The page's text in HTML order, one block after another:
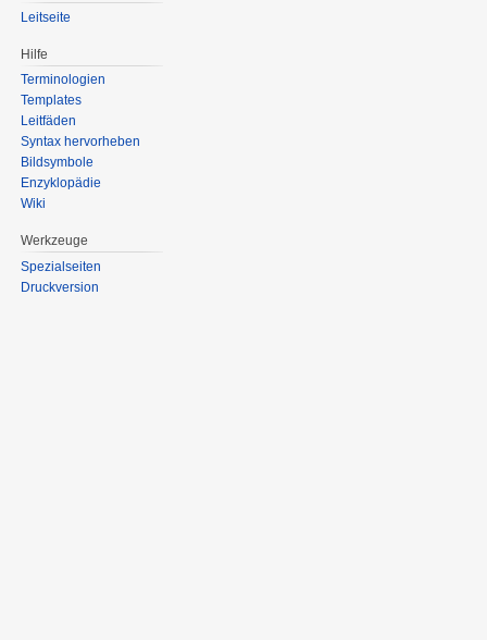
Leitseite
Hilfe
Terminologien
Templates
Leitfäden
Syntax hervorheben
Bildsymbole
Enzyklopädie
Wiki
Werkzeuge
Spezialseiten
Druckversion